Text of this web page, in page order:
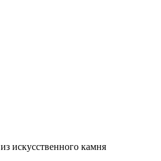
из искусственного камня